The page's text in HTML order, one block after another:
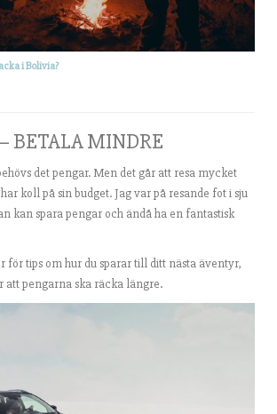
i Bolivia?
BETALA MINDRE
det pengar. Men det går att resa mycket
koll på sin budget. Jag var på resande fot i sju
kan spara pengar och ändå ha en fantastisk
för tips om hur du sparar till ditt nästa äventyr,
att pengarna ska räcka längre.